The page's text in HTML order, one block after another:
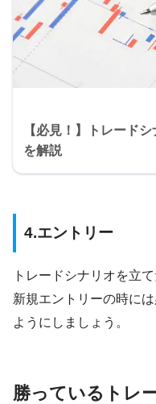
【必見！】トレード
を解説
4.エントリー
トレードシナリオを立
新規エントリーの時に
ようにしましょう。
勝っているトレ